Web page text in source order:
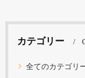
カテゴリー
全てのカテゴリ